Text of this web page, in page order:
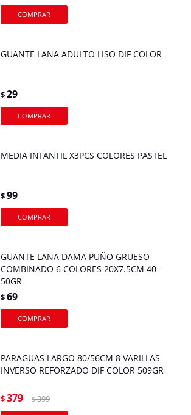
GUANTE LANA ADULTO LISO DIF COLOR
$29
MEDIA INFANTIL X3PCS COLORES PASTEL
$99
GUANTE LANA DAMA PUÑO GRUESO
COMBINADO 6 COLORES 20X7.5CM 40-
50GR
$69
PARAGUAS LARGO 80/56CM 8 VARILLAS
INVERSO REFORZADO DIF COLOR 509GR
$379 $ 399